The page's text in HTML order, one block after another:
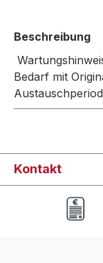
Beschreibung
Bedarf mit
Kontakt